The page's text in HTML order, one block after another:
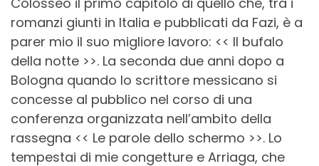
romanzi giunti in Italia e pubblicati da Fazi, è a
parer mio il suo migliore lavoro: << Il bufalo
della notte >>. La seconda due anni dopo a
Bologna quando lo scrittore messicano si
concesse al pubblico nel corso di una
conferenza organizzata nell’ambito della
rassegna << Le parole dello schermo >>. Lo
tempestai di mie congetture e Arriaga, che